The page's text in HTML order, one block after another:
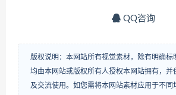
QQ咨询
版权说明：本网站所有视觉素材，除有明确标
均由本网站或版权所有人授权本网站拥有，并
及交流使用。如您需将本网站素材应用于不同